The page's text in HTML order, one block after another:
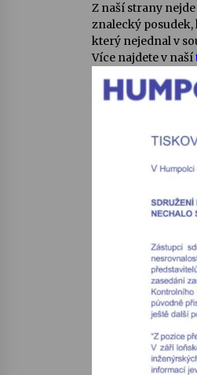
Z naší strany
znalecký
který nejednal v
Více najdete v naší